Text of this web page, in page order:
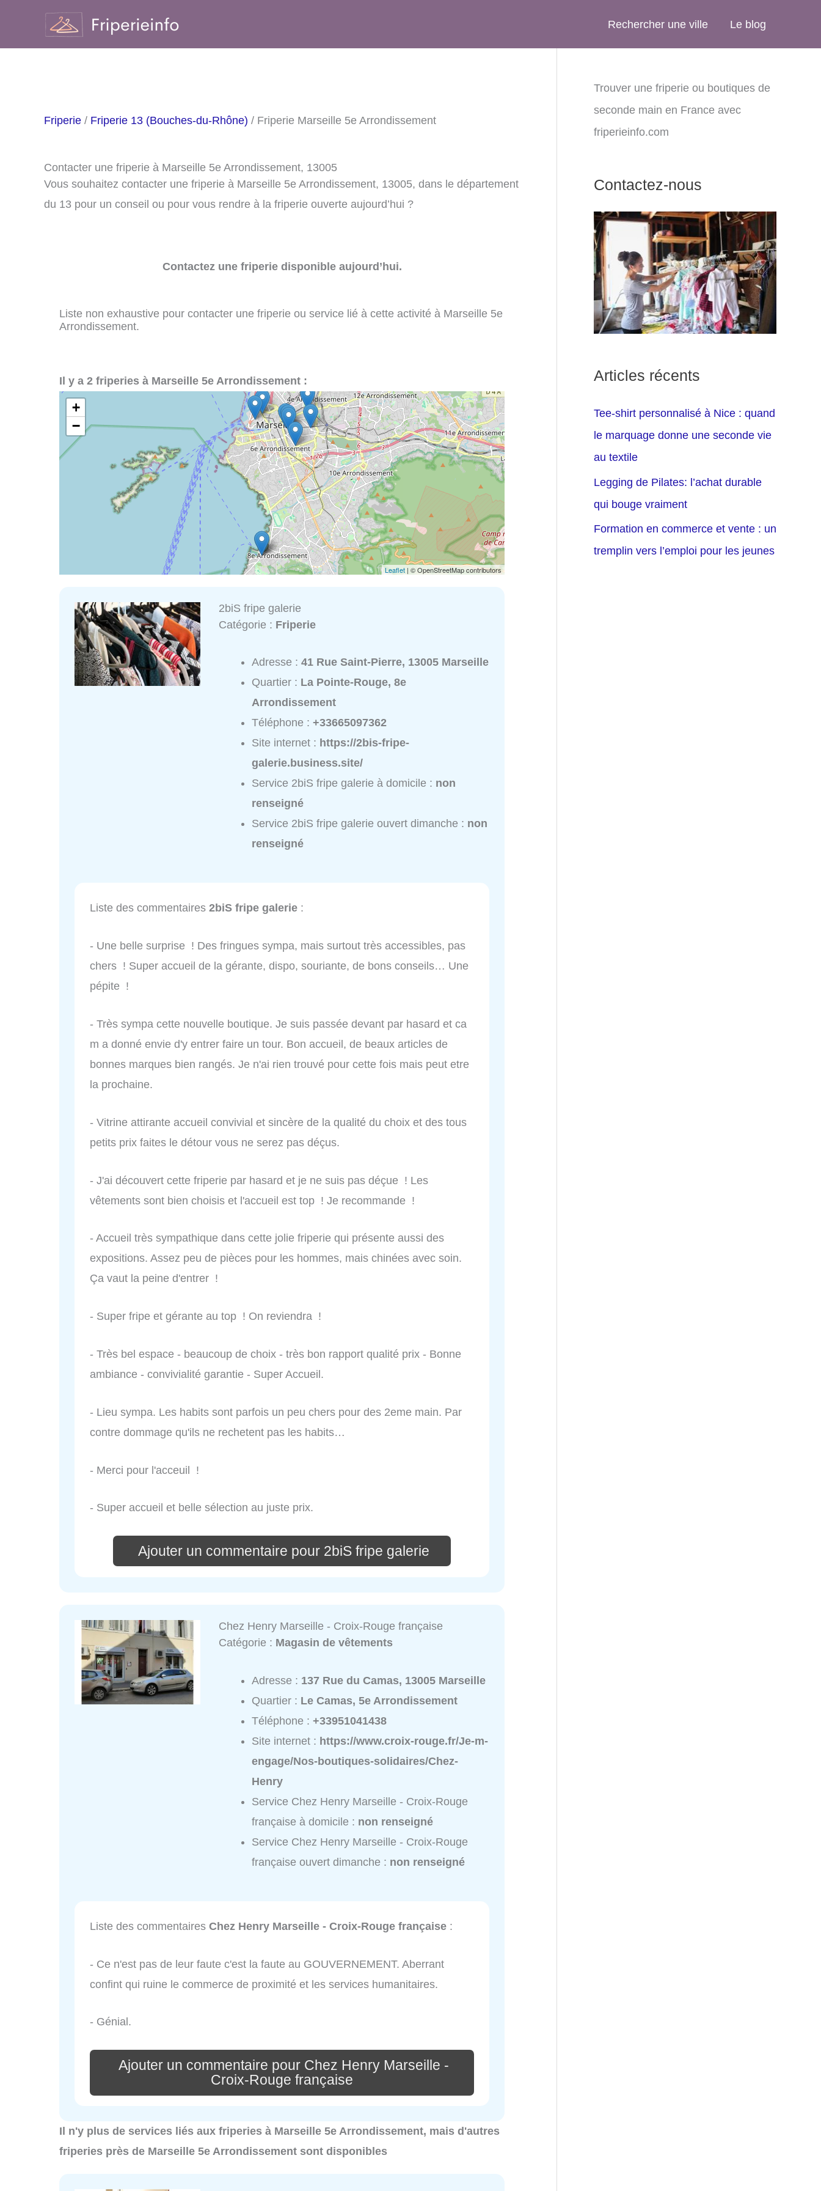
contenu
Rechercher une ville Le blog
Friperie / Friperie 13 (Bouches-du-Rhône) / Friperie Marseille 5e Arrondissement
Contacter une friperie à Marseille 5e Arrondissement, 13005
Vous souhaitez contacter une friperie à Marseille 5e Arrondissement, 13005, dans le département
du 13 pour un conseil ou pour vous rendre à la friperie ouverte aujourd’hui ?
Contactez une friperie disponible aujourd’hui.
Liste non exhaustive pour contacter une friperie ou service lié à cette activité à Marseille 5e
Arrondissement.
Il y a 2 friperies à Marseille 5e Arrondissement :
+
−
Leaflet | © OpenStreetMap contributors
2biS fripe galerie
Catégorie : Friperie
Adresse :41 Rue Saint-Pierre, 13005 Marseille
Quartier : La Pointe-Rouge, 8e
Arrondissement
Téléphone :+33665097362
Site internet : https://2bis-fripe-
galerie.business.site/
Service 2biS fripe galerie à domicile : non
renseigné
Service 2biS fripe galerie ouvert dimanche : non
renseigné
Liste des commentaires 2biS fripe galerie :
- Une belle surprise ! Des fringues sympa, mais surtout très accessibles, pas
chers ! Super accueil de la gérante, dispo, souriante, de bons conseils… Une
pépite !
- Très sympa cette nouvelle boutique. Je suis passée devant par hasard et ca
m a donné envie d'y entrer faire un tour. Bon accueil, de beaux articles de
bonnes marques bien rangés. Je n'ai rien trouvé pour cette fois mais peut etre
la prochaine.
- Vitrine attirante accueil convivial et sincère de la qualité du choix et des tous
petits prix faites le détour vous ne serez pas déçus.
- J'ai découvert cette friperie par hasard et je ne suis pas déçue ! Les
vêtements sont bien choisis et l'accueil est top ! Je recommande !
- Accueil très sympathique dans cette jolie friperie qui présente aussi des
expositions. Assez peu de pièces pour les hommes, mais chinées avec soin.
Ça vaut la peine d'entrer !
- Super fripe et gérante au top ! On reviendra !
- Très bel espace - beaucoup de choix - très bon rapport qualité prix - Bonne
ambiance - convivialité garantie - Super Accueil.
- Lieu sympa. Les habits sont parfois un peu chers pour des 2eme main. Par
contre dommage qu'ils ne rechetent pas les habits…
- Merci pour l'acceuil !
- Super accueil et belle sélection au juste prix.
Ajouter un commentaire pour 2biS fripe galerie
Chez Henry Marseille - Croix-Rouge française
Catégorie : Magasin de vêtements
Adresse : 137 Rue du Camas, 13005 Marseille
Quartier : Le Camas, 5e Arrondissement
Téléphone :+33951041438
Site internet : https://www.croix-rouge.fr/Je-m-
engage/Nos-boutiques-solidaires/Chez-
Henry
Service Chez Henry Marseille - Croix-Rouge
française à domicile : non renseigné
Service Chez Henry Marseille - Croix-Rouge
française ouvert dimanche : non renseigné
Liste des commentaires Chez Henry Marseille - Croix-Rouge française :
- Ce n'est pas de leur faute c'est la faute au GOUVERNEMENT. Aberrant
confint qui ruine le commerce de proximité et les services humanitaires.
- Génial.
Ajouter un commentaire pour Chez Henry Marseille -
Croix-Rouge française
Il n'y plus de services liés aux friperies à Marseille 5e Arrondissement, mais d'autres
friperies près de Marseille 5e Arrondissement sont disponibles
Trouver une friperie ou boutiques de
seconde main en France avec
friperieinfo.com
Contactez-nous
Articles récents
Tee-shirt personnalisé à Nice : quand
le marquage donne une seconde vie
au textile
Legging de Pilates: l’achat durable
qui bouge vraiment
Formation en commerce et vente : un
tremplin vers l’emploi pour les jeunes